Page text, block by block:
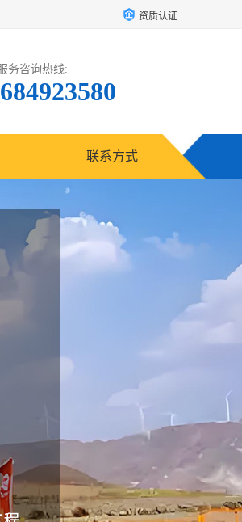
资质认证
务咨询热线:
联系方式